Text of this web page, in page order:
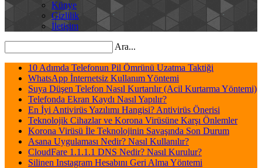
Künye
Gizlilik
İletişim
Ara...
10 Adımda Telefonun Pil Ömrünü Uzatma Taktiği
WhatsApp İnternetsiz Kullanım Yöntemi
Suya Düşen Telefon Nasıl Kurtarılır (Acil Kurtarma Yöntemi)
Telefonda Ekran Kaydı Nasıl Yapılır?
En İyi Antivirüs Yazılımı Hangisi? Antivirüs Önerisi
Teknolojik Cihazlar ve Korona Virüsüne Karşı Önlemler
Korona Virüsü İle Teknolojinin Savaşında Son Durum
Asana Uygulaması Nedir? Nasıl Kullanılır?
CloudFare 1.1.1.1 DNS Nedir? Nasıl Kurulur?
Silinen Instagram Hesabını Geri Alma Yöntemi